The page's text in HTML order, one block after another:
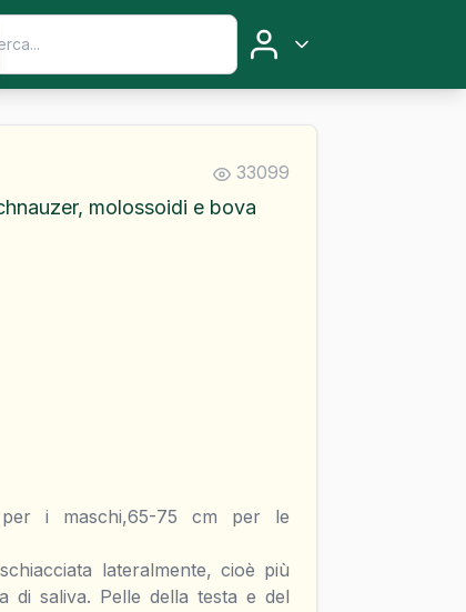
33099
molossoidi e bova
per i maschi,65-75 cm per le
lateralmente, cioè più
di saliva. Pelle della testa e del